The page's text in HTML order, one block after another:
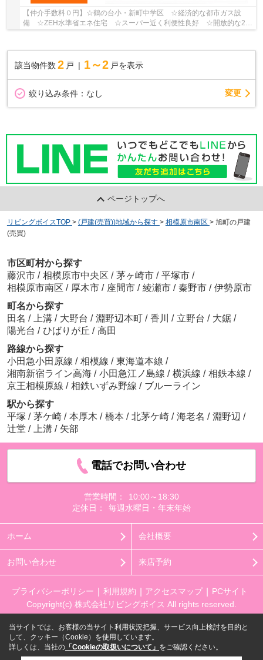
【仲介手数料０円】☆鶴の台小・新町中学区 ☆経済的な都市ガス設
備 ☆ZEH水準省エネ住宅 ☆スーパー近く利便性良好 ☆開放的な2階
該当物件数 2 戸 1～2 戸を表示
絞り込み条件： なし 変更
ページトップへ
リビングボイスTOP > (戸建(売買))地域から探す > 相模原市南区 > 旭町の戸建
(売買)
市区町村から探す
藤沢市 / 相模原市中央区 / 茅ヶ崎市 / 平塚市 /
相模原市南区 / 厚木市 / 座間市 / 綾瀬市 / 秦野市 / 伊勢原市
町名から探す
田名 / 上溝 / 大野台 / 淵野辺本町 / 香川 / 立野台 / 大鋸 /
陽光台 / ひばりが丘 / 高田
路線から探す
小田急小田原線 / 相模線 / 東海道本線 /
湘南新宿ライン高海 / 小田急江ノ島線 / 横浜線 / 相鉄本線 /
京王相模原線 / 相鉄いずみ野線 / ブルーライン
駅から探す
平塚 / 茅ケ崎 / 本厚木 / 橋本 / 北茅ケ崎 / 海老名 / 淵野辺 /
辻堂 / 上溝 / 矢部
電話でお問い合わせ
営業時間：
10:00～18:30
定休日：
毎週水曜日・年末年始
ホーム 会社概要
お問い合わせ 来店予約
プライバシーポリシー 利用規約 アクセスマップ
PCサイト
Copyright(c) 株式会社リビングボイス All rights reserved.
当サイトでは、お客様の当サイト利用状況把握、サービス向上検討を目的と
して、クッキー（Cookie）を使用しています。
詳しくは、当社の 「Cookieの取扱いについて」 をご確認ください。